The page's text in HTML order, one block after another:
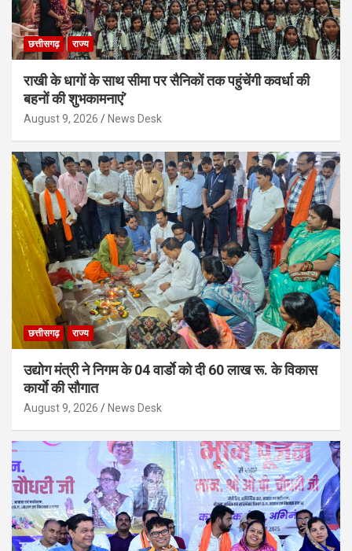
छत्तीसगढ़ राज्य
राखी के धागों के साथ सीमा पर सैनिकों तक पहुंचेंगी कवर्धा की
बहनों की शुभकामनाएं’
August 9, 2026 News Desk
छत्तीसगढ़ राज्य
उद्योग मंत्री ने निगम के 04 वार्डाे को दी 60 लाख रू. के विकास
कार्याे की सौगात
August 9, 2026 News Desk